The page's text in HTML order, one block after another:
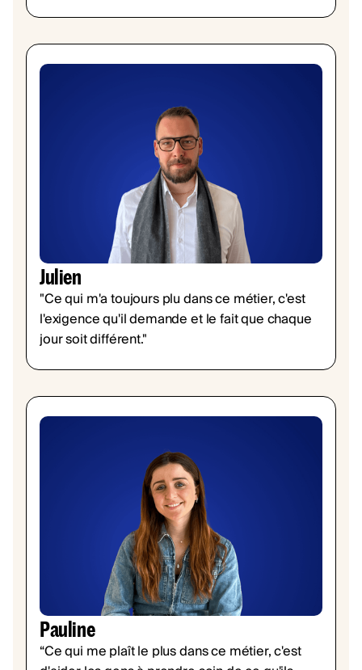
Julien
"Ce qui m'a toujours plu dans ce métier, c'est
l'exigence qu'il demande et le fait que chaque
jour soit différent."
Pauline
“Ce qui me plaît le plus dans ce métier, c'est